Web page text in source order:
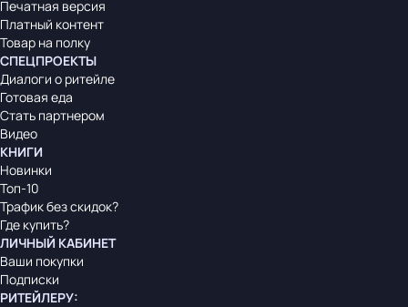
Печатная версия
Платный контент
Товар на полку
СПЕЦПРОЕКТЫ
Диалоги о ритейле
Готовая еда
Стать партнером
Видео
КНИГИ
Новинки
Топ-10
Трафик без скидок?
Где купить?
ЛИЧНЫЙ КАБИНЕТ
Ваши покупки
Подписки
РИТЕЙЛЕРУ: